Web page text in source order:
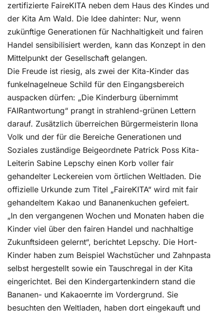
zertifizierte FaireKITA neben dem Haus des Kindes und
der Kita Am Wald. Die Idee dahinter: Nur, wenn
zukünftige Generationen für Nachhaltigkeit und fairen
Handel sensibilisiert werden, kann das Konzept in den
Mittelpunkt der Gesellschaft gelangen.
Die Freude ist riesig, als zwei der Kita-Kinder das
funkelnagelneue Schild für den Eingangsbereich
auspacken dürfen: „Die Kinderburg übernimmt
FAIRantwortung“ prangt in strahlend-grünen Lettern
darauf. Zusätzlich überreichen Bürgermeisterin Ilona
Volk und der für die Bereiche Generationen und
Soziales zuständige Beigeordnete Patrick Poss Kita-
Leiterin Sabine Lepschy einen Korb voller fair
gehandelter Leckereien vom örtlichen Weltladen. Die
offizielle Urkunde zum Titel „FaireKITA“ wird mit fair
gehandeltem Kakao und Bananenkuchen gefeiert.
„In den vergangenen Wochen und Monaten haben die
Kinder viel über den fairen Handel und nachhaltige
Zukunftsideen gelernt“, berichtet Lepschy. Die Hort-
Kinder haben zum Beispiel Wachstücher und Zahnpasta
selbst hergestellt sowie ein Tauschregal in der Kita
eingerichtet. Bei den Kindergartenkindern stand die
Bananen- und Kakaoernte im Vordergrund. Sie
besuchten den Weltladen, haben dort eingekauft und